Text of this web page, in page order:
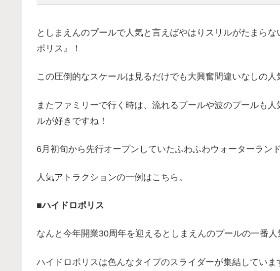
としまえんのプールで人気と言えばやはりスリルがたまら
ポリス』！
この圧倒的なスケールは見るだけでも大興奮間違いなしの人
またファミリーで行く時は、流れるプールや波のプールも
ルが好きですね！
6月初旬から先行オープンしていたふわふわウォーターラン
人気アトラクションの一例はこちら。
■ハイドロポリス
なんと今年開業30周年を迎えるとしまえんのプールの一番人
ハイドロポリスは色んなタイプのスライダーが集結してい